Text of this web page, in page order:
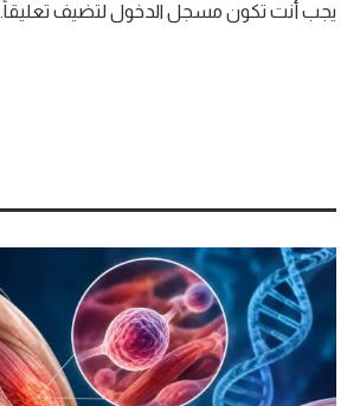
يجب أنت تكون مسجل الدخول لتضيف تعليقاً.